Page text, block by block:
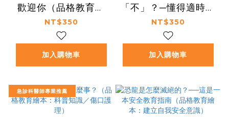
歡迎你（品格教育繪
本：尊重包容／反對不
公平）
NT$350
加入購物車
「不」？─懂得適時拒
絕別人很重要！（品格
教育繪本：適時拒絕／
自我評估）
NT$350
加入購物車
急診科醫師專業推薦